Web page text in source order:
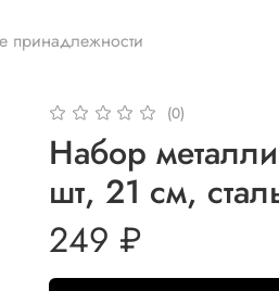
принадлежности
(0)
Набор
шт, 21 см,
249 ₽